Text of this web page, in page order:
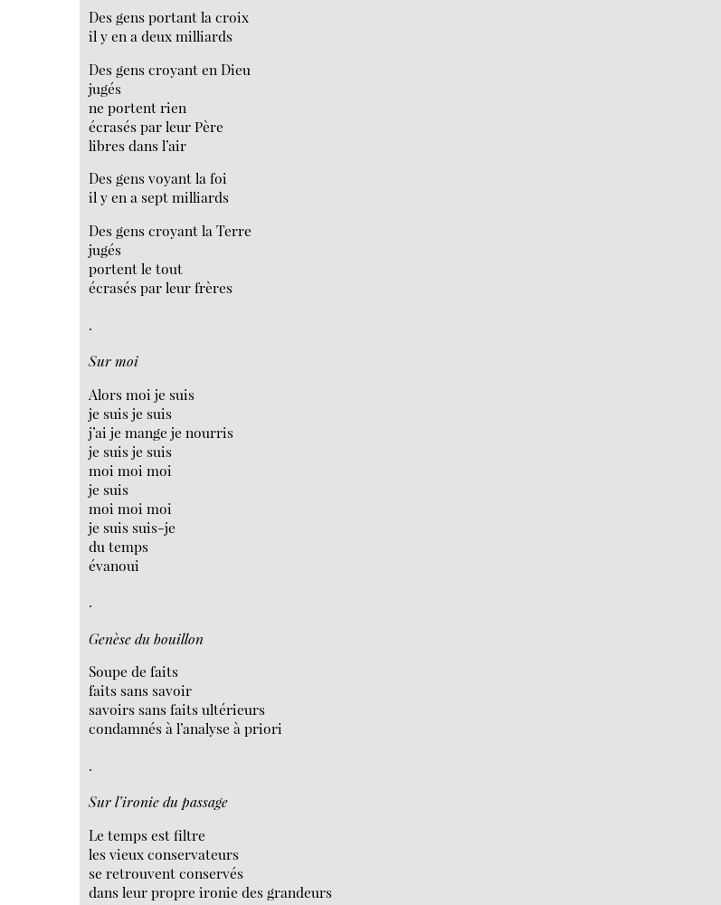
Des gens portant la croix
il y en a deux milliards
Des gens croyant en Dieu
jugés
ne portent rien
écrasés par leur Père
libres dans l’air
Des gens voyant la foi
il y en a sept milliards
Des gens croyant la Terre
jugés
portent le tout
écrasés par leur frères
.
Sur moi
Alors moi je suis
je suis je suis
j’ai je mange je nourris
je suis je suis
moi moi moi
je suis
moi moi moi
je suis suis-je
du temps
évanoui
.
Genèse du bouillon
Soupe de faits
faits sans savoir
savoirs sans faits ultérieurs
condamnés à l’analyse à priori
.
Sur l’ironie du passage
Le temps est filtre
les vieux conservateurs
se retrouvent conservés
dans leur propre ironie des grandeurs